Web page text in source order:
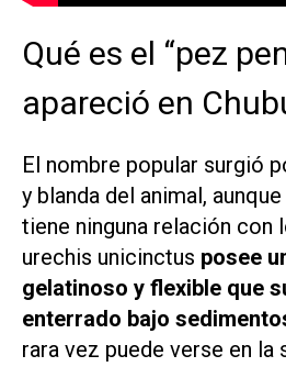
Qué es el “pez
apareció en
El nombre popular surgió
y blanda del animal,
tiene ninguna relación con
urechis unicinctus posee
gelatinoso y flexible que
enterrado bajo
rara vez puede verse en la